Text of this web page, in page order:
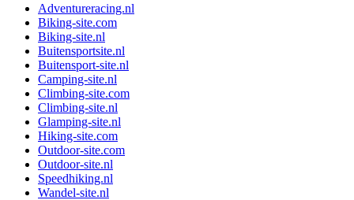
Adventureracing.nl
Biking-site.com
Biking-site.nl
Buitensportsite.nl
Buitensport-site.nl
Camping-site.nl
Climbing-site.com
Climbing-site.nl
Glamping-site.nl
Hiking-site.com
Outdoor-site.com
Outdoor-site.nl
Speedhiking.nl
Wandel-site.nl